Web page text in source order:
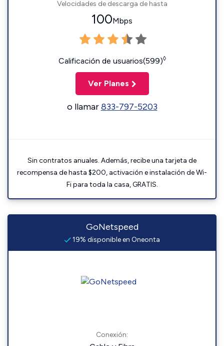
Velocidades de descarga de hasta
100Mbps
Calificación de usuarios(599)◊
Ver Planes
o llamar833-797-5203
Sin contratos anuales. Además, recibe una tarjeta de
recompensa de hasta $200, activación e instalación de Wi-
Fi para toda la casa, GRATIS.
GoNetspeed
19% disponible en Oneonta
Conexión: